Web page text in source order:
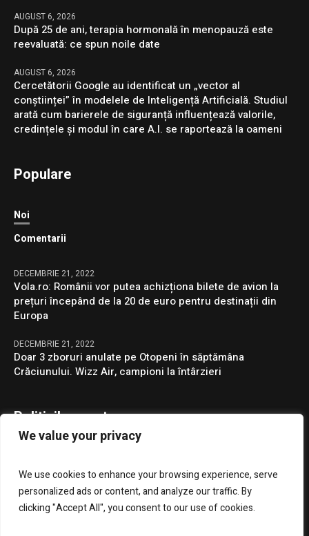
We value your privacy
We use cookies to enhance your browsing experience, serve
personalized ads or content, and analyze our traffic. By
clicking "Accept All", you consent to our use of cookies.
AUGUST 6, 2026
După 25 de ani, terapia hormonală în menopauză este
reevaluată: ce spun noile date
AUGUST 6, 2026
Cercetătorii Google au identificat un „vector al
conștiinței” în modelele de Inteligență Artificială. Studiul
arată cum barierele de siguranță influențează valorile,
credințele și modul în care A.I. se raportează la oameni
Populare
Noi
Comentarii
DECEMBRIE 21, 2022
Vola.ro: Românii vor putea achizționa bilete de avion la
prețuri începând de la 20 de euro pentru destinații din
Europa
DECEMBRIE 21, 2022
Doar 3 zboruri anulate pe Otopeni în săptămâna
Crăciunului. Wizz Air, campioni la întârzieri
Politicile noastre
GDPR